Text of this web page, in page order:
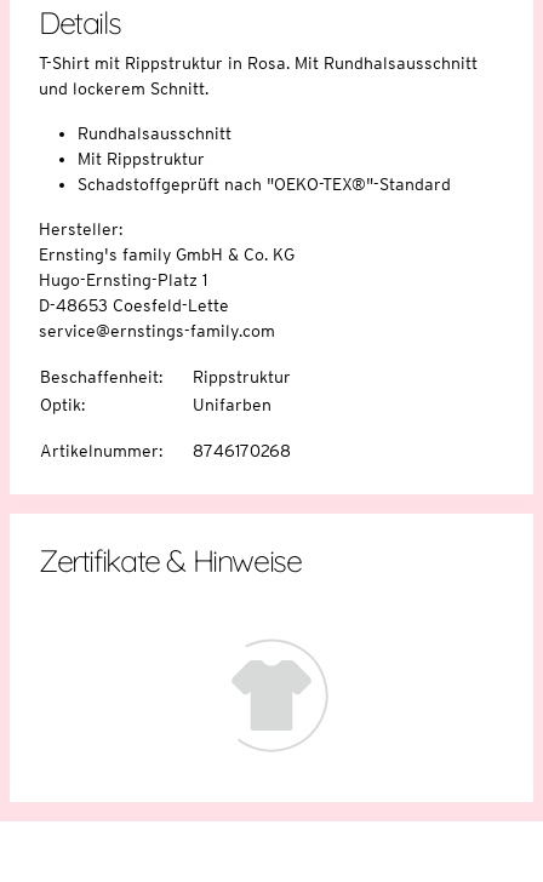
Details
T-Shirt mit Rippstruktur in Rosa. Mit Rundhalsausschnitt
und lockerem Schnitt.
Rundhalsausschnitt
Mit Rippstruktur
Schadstoffgeprüft nach "OEKO-TEX®"-Standard
Hersteller:
Ernsting's family GmbH & Co. KG
Hugo-Ernsting-Platz 1
D-48653 Coesfeld-Lette
service@ernstings-family.com
Beschaffenheit:
Rippstruktur
Optik: Unifarben
Artikelnummer: 8746170268
Zertifikate & Hinweise